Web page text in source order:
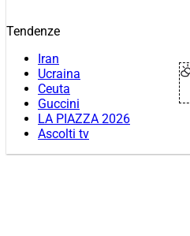
Tendenze
Iran
Ucraina
Ceuta
Guccini
LA PIAZZA 2026
Ascolti tv